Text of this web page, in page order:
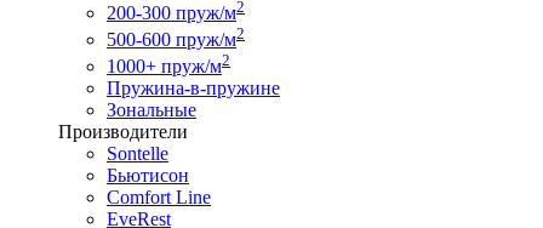
200-300 пруж/м2
500-600 пруж/м2
1000+ пруж/м2
Пружина-в-пружине
Зональные
Производители
Sontelle
Бьютисон
Comfort Line
EveRest